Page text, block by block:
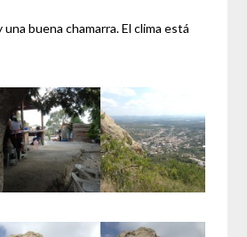
una buena chamarra. El clima está